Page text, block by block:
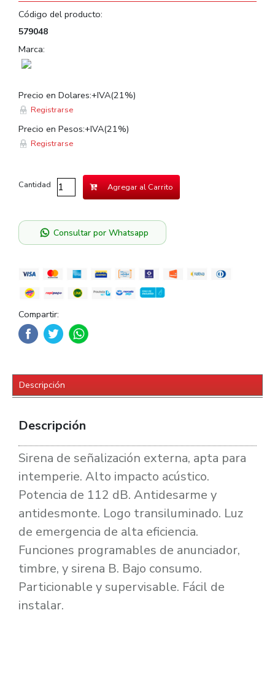
Código del producto:
579048
Marca:
Precio en Dolares:+IVA(21%)
Registrarse
Precio en Pesos:+IVA(21%)
Registrarse
Cantidad Agregar al Carrito
Consultar por Whatsapp
Compartir:
Descripción
Descripción
Sirena de señalización externa, apta para
intemperie. Alto impacto acústico.
Potencia de 112 dB. Antidesarme y
antidesmonte. Logo transiluminado. Luz
de emergencia de alta eficiencia.
Funciones programables de anunciador,
timbre, y sirena B. Bajo consumo.
Particionable y supervisable. Fácil de
instalar.